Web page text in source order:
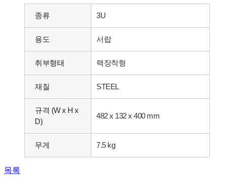
종류 3U
용도 서랍
취부형태 랙장착형
재질 STEEL
규격 (W x H x
D)
482 x 132 x 400 mm
무게 7.5 kg
목록